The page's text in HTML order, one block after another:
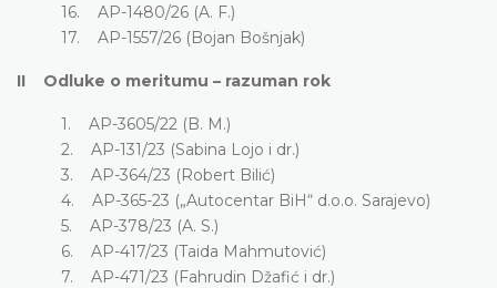
16. AP-1480/26 (A. F.)
17. AP-1557/26 (Bojan Bošnjak)
II Odluke o meritumu – razuman rok
1. AP-3605/22 (B. M.)
2. AP-131/23 (Sabina Lojo i dr.)
3. AP-364/23 (Robert Bilić)
4. AP-365-23 („Autocentar BiH“ d.o.o. Sarajevo)
5. AP-378/23 (A. S.)
6. AP-417/23 (Taida Mahmutović)
7. AP-471/23 (Fahrudin Džafić i dr.)